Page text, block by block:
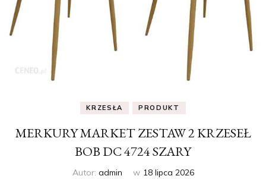
KRZESŁA PRODUKT
MERKURY MARKET ZESTAW 2 KRZESEŁ
BOB DC 4724 SZARY
Autor: admin w 18 lipca 2026